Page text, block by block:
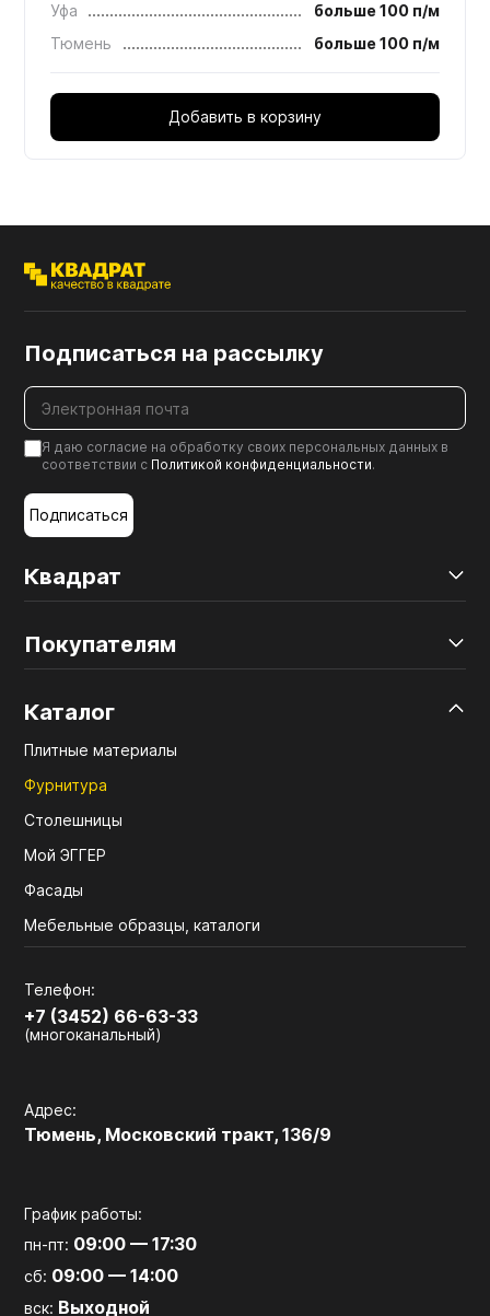
Уфа
больше 100 п/м
Тюмень
больше 100 п/м
Добавить в корзину
Квадрат
Покупателям
Каталог
Плитные материалы
Фурнитура
Столешницы
Мой ЭГГЕР
Фасады
Мебельные образцы, каталоги
Телефон:
+7 (3452) 66-63-33
(многоканальный)
Адрес:
Тюмень, Московский тракт, 136/9
График работы:
пн-пт: 09:00 — 17:30
сб: 09:00 — 14:00
вск: Выходной
Подписаться на рассылку
Я даю согласие на обработку своих персональных данных в
соответствии с Политикой конфиденциальности.
Подписаться